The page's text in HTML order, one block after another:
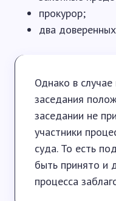
прокурор;
два
Однако в
заседания
заседании не
участники
суда. То есть
быть принято и
процесса